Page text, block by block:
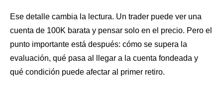
Ese detalle cambia la lectura. Un trader puede ver una
cuenta de 100K barata y pensar solo en el precio. Pero el
punto importante está después: cómo se supera la
evaluación, qué pasa al llegar a la cuenta fondeada y
qué condición puede afectar al primer retiro.